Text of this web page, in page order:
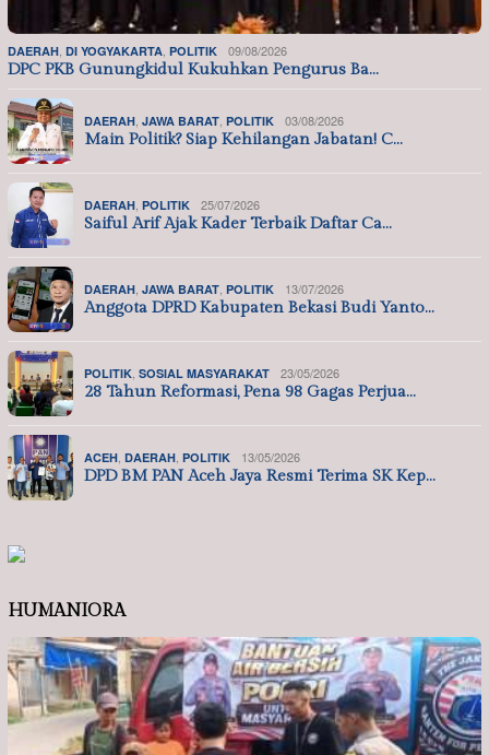
DAERAH, DI YOGYAKARTA, POLITIK 09/08/2026
DPC PKB Gunungkidul Kukuhkan Pengurus Ba…
DAERAH, JAWA BARAT, POLITIK 03/08/2026
Main Politik? Siap Kehilangan Jabatan! C…
DAERAH, POLITIK 25/07/2026
Saiful Arif Ajak Kader Terbaik Daftar Ca…
DAERAH, JAWA BARAT, POLITIK 13/07/2026
Anggota DPRD Kabupaten Bekasi Budi Yanto…
POLITIK, SOSIAL MASYARAKAT 23/05/2026
28 Tahun Reformasi, Pena 98 Gagas Perjua…
ACEH, DAERAH, POLITIK 13/05/2026
DPD BM PAN Aceh Jaya Resmi Terima SK Kep…
HUMANIORA